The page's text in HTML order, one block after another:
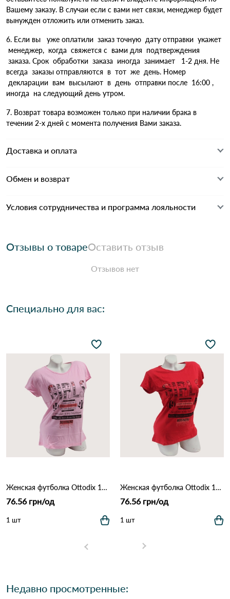
Вашему заказу. В случаи если с вами нет связи, менеджер будет
вынужден отложить или отменить заказ.
6. Если вы уже оплатили заказ точную дату отправки укажет
менеджер, когда свяжется с вами для подтверждения
заказа. Срок обработки заказа иногда занимает 1-2 дня. Не
всегда заказы отправляются в тот же день. Номер
декларации вам высылают в день отправки после 16:00 ,
иногда на следующий день утром.
7. Возврат товара возможен только при наличии брака в
течении 2-х дней с момента получения Вами заказа.
Доставка и оплата
Обмен и возврат
Условия сотрудничества и программа лояльности
Отзывы о товареОставить отзыв
Отзывов нет
Специально для вас:
Женская футболка Ottodix 1004 Розовый
76.56 грн/од
1 шт
Женская футболка Ottodix 1004 Красный
76.56 грн/од
1 шт
Недавно просмотренные: